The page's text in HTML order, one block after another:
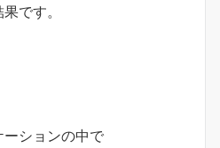
です。
ションの中で